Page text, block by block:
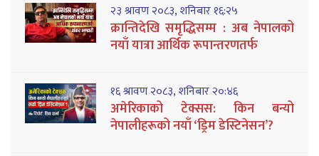
२३ श्रावण २०८३, शनिबार १६:२५
क्रान्तिदेखि समृद्धिसम्म : अब नेपालको
नयाँ यात्रा आर्थिक रूपान्तरणतर्फ
१६ श्रावण २०८३, शनिबार २०:४६
अमेरिकाको टेक्सस: किन बन्यो
नेपालीहरूको नयाँ ‘ड्रिम डेस्टिनेसन’?